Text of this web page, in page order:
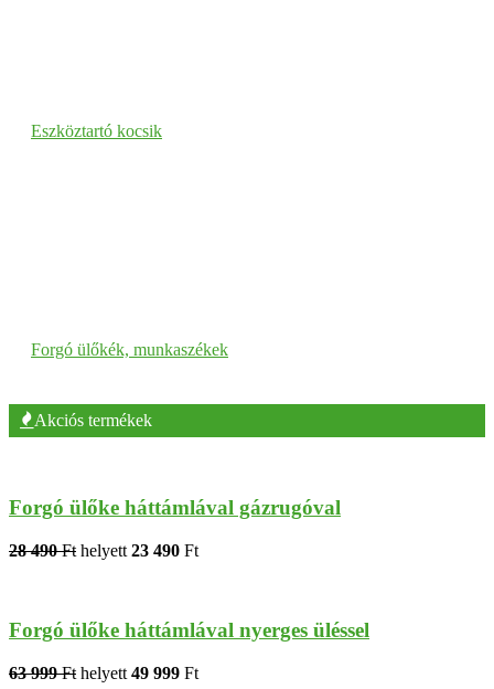
Eszköztartó kocsik
Forgó ülőkék, munkaszékek
Akciós termékek
Forgó ülőke háttámlával gázrugóval
28 490 Ft helyett 23 490 Ft
Forgó ülőke háttámlával nyerges üléssel
63 999 Ft helyett 49 999 Ft